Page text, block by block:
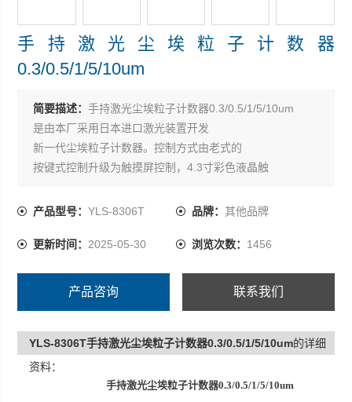
手持激光尘埃粒子计数器
0.3/0.5/1/5/10um
简要描述：手持激光尘埃粒子计数器0.3/0.5/1/5/10um
是由本厂采用日本进口激光装置开发
新一代尘埃粒子计数器。控制方式由老式的
按键式控制升级为触摸屏控制，4.3寸彩色液晶触
更为简便直观。产品采用优质气泵，噪声更低，电
激光光源长寿命的激光二极管 ，使用寿命10年
产品型号：YLS-8306T 品牌： 其他品牌
更新时间： 2025-05-30 浏览次数： 1456
产品咨询 联系我们
YLS-8306T手持激光尘埃粒子计数器0.3/0.5/1/5/10um的详细
资料：
手持激光尘埃粒子计数器0.3/0.5/1/5/10um